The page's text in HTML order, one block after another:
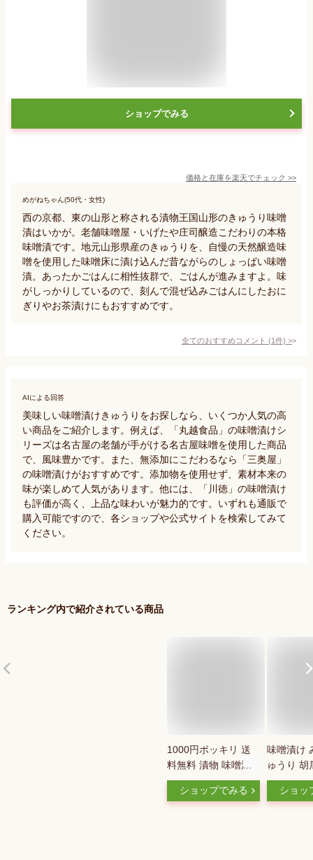
ショップでみる
価格と在庫を楽天でチェック >>
めがねちゃん(50代・女性)
西の京都、東の山形と称される漬物王国山形のきゅうり味噌
漬はいかが。老舗味噌屋・いげたや庄司醸造こだわりの本格
味噌漬です。地元山形県産のきゅうりを、自慢の天然醸造味
噌を使用した味噌床に漬け込んだ昔ながらのしょっぱい味噌
漬。あったかごはんに相性抜群で、ごはんが進みますよ。味
がしっかりしているので、刻んで混ぜ込みごはんにしたおに
ぎりやお茶漬けにもおすすめです。
全てのおすすめコメント (1件) >
AIによる回答
美味しい味噌漬けきゅうりをお探しなら、いくつか人気の高
い商品をご紹介します。例えば、「丸越食品」の味噌漬けシ
リーズは名古屋の老舗が手がける名古屋味噌を使用した商品
で、風味豊かです。また、無添加にこだわるなら「三奥屋」
の味噌漬けがおすすめです。添加物を使用せず、素材本来の
味が楽しめて人気があります。他には、「川徳」の味噌漬け
も評価が高く、上品な味わいが魅力的です。いずれも通販で
購入可能ですので、各ショップや公式サイトを検索してみて
ください。
ランキング内で紹介されている商品
1000円ポッキリ 送
料無料 漬物 味噌漬
け 小白井きゅうり
130g×2袋 いわき名
ショップでみる
味噌漬け
ゅうり 胡
噌漬 大容
控えてま
ショッ